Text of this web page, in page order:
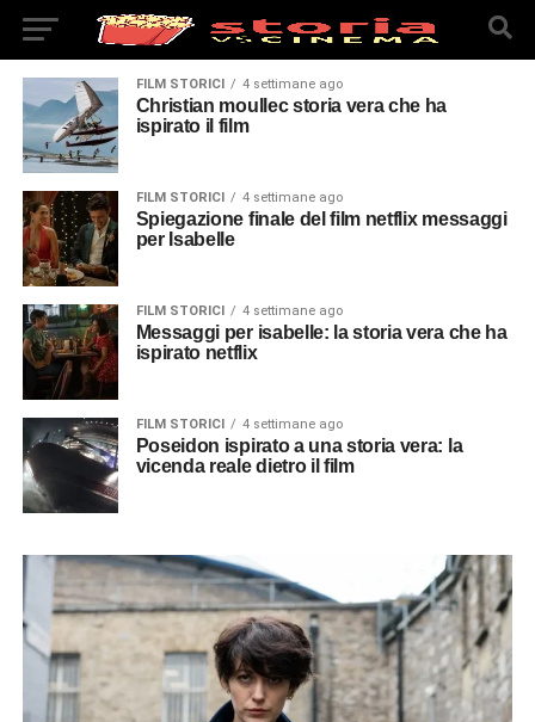
FILM STORICI 4 settimane ago
Christian moullec storia vera che ha
ispirato il film
FILM STORICI 4 settimane ago
Spiegazione finale del film netflix messaggi
per Isabelle
FILM STORICI 4 settimane ago
Messaggi per isabelle: la storia vera che ha
ispirato netflix
FILM STORICI 4 settimane ago
Poseidon ispirato a una storia vera: la
vicenda reale dietro il film